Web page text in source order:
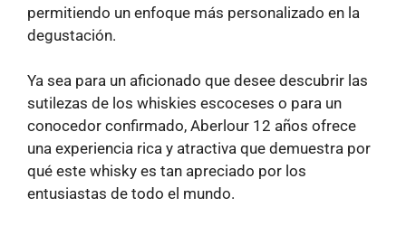
permitiendo un enfoque más personalizado en la
degustación.
Ya sea para un aficionado que desee descubrir las
sutilezas de los whiskies escoceses o para un
conocedor confirmado, Aberlour 12 años ofrece
una experiencia rica y atractiva que demuestra por
qué este whisky es tan apreciado por los
entusiastas de todo el mundo.